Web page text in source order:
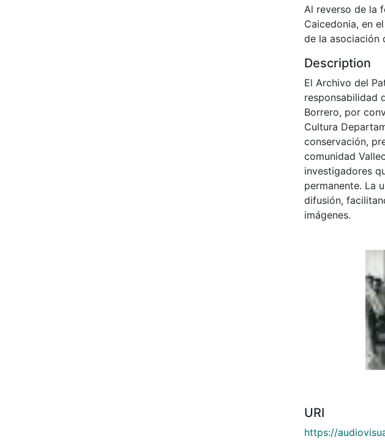
Al reverso de la
Caicedonia, en
de la asociación
Description
El Archivo del
responsabilidad
Borrero, por
Cultura
conservación,
comunidad
investigadores
permanente. La
difusión,
imágenes.
URI
https://